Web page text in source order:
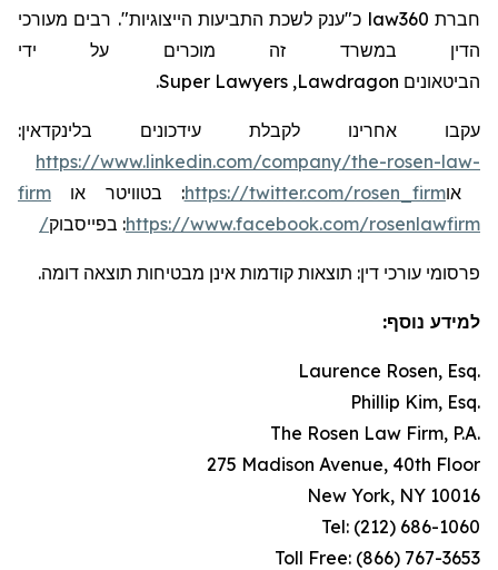
חברת law360 כ"ענק לשכת התביעות הייצוגיות". רבים מעורכי
הדין במשרד זה מוכרים על ידי
הביטאונים Lawdragon
,
Super Lawyers
.
עקבו אחרינו לקבלת עידכונים בלינקדאין:
https://www.linkedin.com/company/the-rosen-law-
firm או בטוויטר :https://twitter.com/rosen_firmאו
בפייסבוק :https://www.facebook.com/rosenlawfirm/
פרסומי עורכי דין: תוצאות קודמות אינן מבטיחות תוצאה דומה.
למידע נוסף:
Laurence Rosen, Esq.
Phillip Kim, Esq.
The Rosen Law Firm, P.A.
275 Madison Avenue, 40th Floor
New York, NY 10016
Tel: (212) 686-1060
Toll Free: (866) 767-3653